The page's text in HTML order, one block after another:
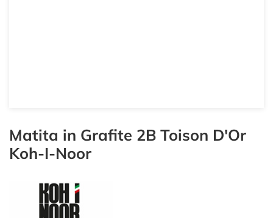
Matita in Grafite 2B Toison D'Or
Koh-I-Noor